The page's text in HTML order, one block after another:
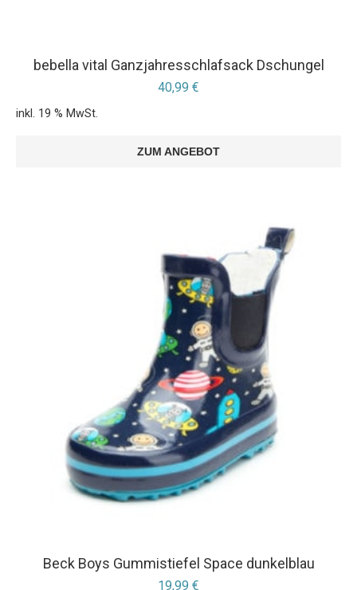
bebella vital Ganzjahresschlafsack Dschungel
40,99 €
inkl. 19 % MwSt.
ZUM ANGEBOT
Beck Boys Gummistiefel Space dunkelblau
19,99 €